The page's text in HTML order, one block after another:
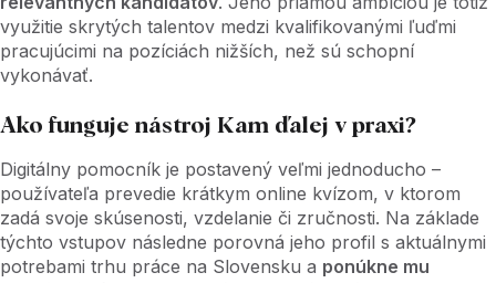
využitie skrytých talentov medzi kvalifikovanými ľuďmi
pracujúcimi na pozíciách nižších, než sú schopní
vykonávať.
Ako funguje nástroj Kam ďalej v praxi?
Digitálny pomocník je postavený veľmi jednoducho –
používateľa prevedie krátkym online kvízom, v ktorom
zadá svoje skúsenosti, vzdelanie či zručnosti. Na základe
týchto vstupov následne porovná jeho profil s aktuálnymi
potrebami trhu práce na Slovensku a ponúkne mu